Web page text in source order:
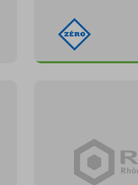
En savoir plus